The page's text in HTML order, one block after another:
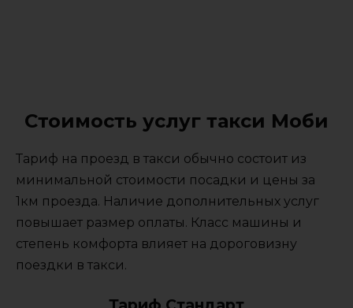
Стоимость услуг такси Моби
Тариф на проезд в такси обычно состоит из
минимальной стоимости посадки и цены за
1км проезда. Наличие дополнительных услуг
повышает размер оплаты. Класс машины и
степень комфорта влияет на дороговизну
поездки в такси.